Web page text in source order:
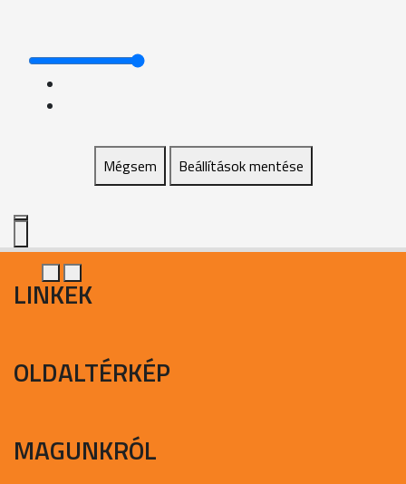
Mégsem Beállítások mentése
LINKEK
OLDALTÉRKÉP
MAGUNKRÓL